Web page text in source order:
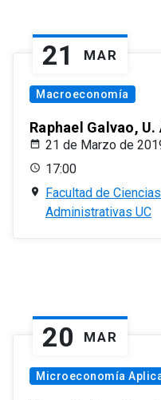
21 MAR
Macroeconomía
Raphael Galvao,
21 de Marzo de
17:00
Facultad de
Administrativas UC
20 MAR
Microeconomía